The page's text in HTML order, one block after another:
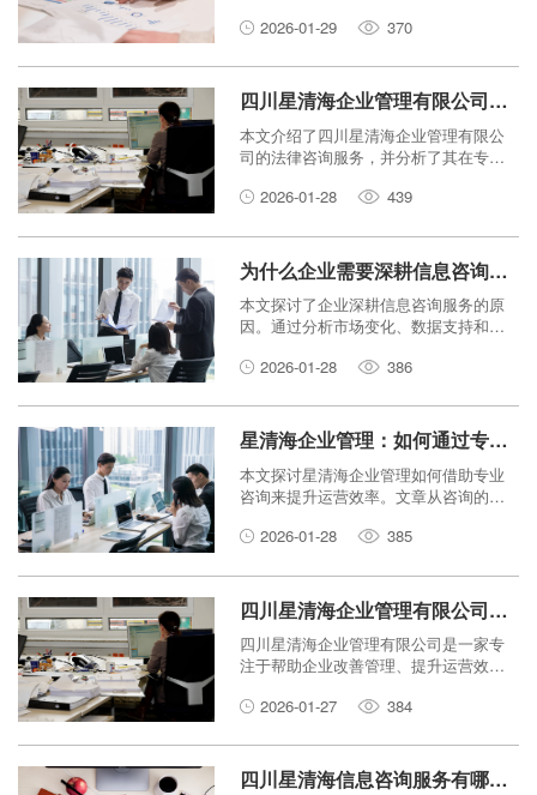
2026-01-29
370
四川星清海企业管理有限公司的法律咨询服务有哪些优势？
本文介绍了四川星清海企业管理有限公
司的法律咨询服务，并分析了其在专
2026-01-28
439
为什么企业需要深耕信息咨询服务来优化决策？
本文探讨了企业深耕信息咨询服务的原
因。通过分析市场变化、数据支持和风
何帮助企业优化决策，提高效率，从而
2026-01-28 386
星清海企业管理：如何通过专业咨询提升企业运营效率？
本文探讨星清海企业管理如何借助专业
咨询来提升运营效率。文章从咨询的价
导，帮助企业实现更高效、更可持续的
2026-01-28 385
四川星清海企业管理有限公司如何助力企业提升运营效率？
四川星清海企业管理有限公司是一家专
注于帮助企业改善管理、提升运营效率
案、优化内部流程、引入高效工具和培
高生产力和实现可持续增长。本文将介
绍其核心服务和如何具体助力企业。
2026-01-27 384
四川星清海信息咨询服务有哪些独特优势？